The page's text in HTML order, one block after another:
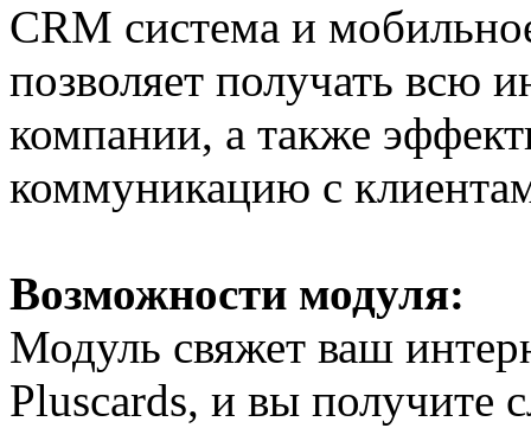
CRM система и
позволяет получать всю
компании, а также
коммуникацию с
Возможности модуля:
Модуль свяжет ваш
Pluscards, и вы получите